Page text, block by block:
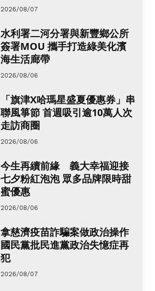
2026/08/07
水利署二河分署與新豐鄉公所
簽署MOU 攜手打造綠美化濱
海生活廊帶
2026/08/06
「旗津X哈瑪星盛夏優惠券」串
聯風箏節 首週吸引逾10萬人次
走訪商圈
2026/08/06
今生再續前緣 義大幸福迎接
七夕粉紅泡泡 眾多品牌限時甜
蜜優惠
2026/08/06
拿慈濟疫苗詐騙案做政治操作
國民黨批民進黨政治失憶症再
犯
2026/08/07